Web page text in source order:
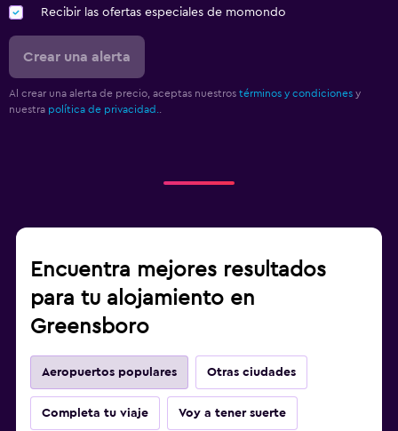
Recibir las ofertas especiales de momondo
Crear una alerta
Al crear una alerta de precio, aceptas nuestros términos y condiciones y
nuestra política de privacidad..
Encuentra mejores resultados
para tu alojamiento en
Greensboro
Aeropuertos populares Otras ciudades
Completa tu viaje Voy a tener suerte